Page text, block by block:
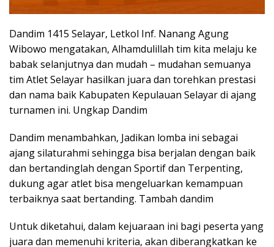
Dandim 1415 Selayar, Letkol Inf. Nanang Agung
Wibowo mengatakan, Alhamdulillah tim kita melaju ke
babak selanjutnya dan mudah – mudahan semuanya
tim Atlet Selayar hasilkan juara dan torehkan prestasi
dan nama baik Kabupaten Kepulauan Selayar di ajang
turnamen ini. Ungkap Dandim
Dandim menambahkan, Jadikan lomba ini sebagai
ajang silaturahmi sehingga bisa berjalan dengan baik
dan bertandinglah dengan Sportif dan Terpenting,
dukung agar atlet bisa mengeluarkan kemampuan
terbaiknya saat bertanding. Tambah dandim
Untuk diketahui, dalam kejuaraan ini bagi peserta yang
juara dan memenuhi kriteria, akan diberangkatkan ke